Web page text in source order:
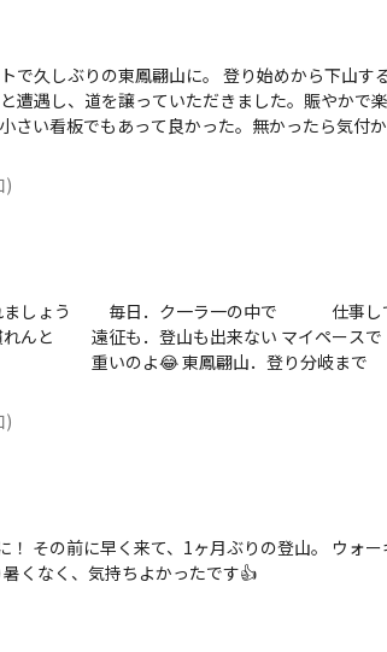
で久しぶりの東鳳翩山に。 登り始めから下山す
遭遇し、道を譲っていただきました。賑やかで
さい看板でもあって良かった。無かったら気付
杯。 帰りは萩往還を通ってみました。
)
ヘロヘロ💦 下山途中．分岐から 本調
)
！ その前に早く来て、1ヶ月ぶりの登山。 ウォ
くなく、気持ちよかったです👍